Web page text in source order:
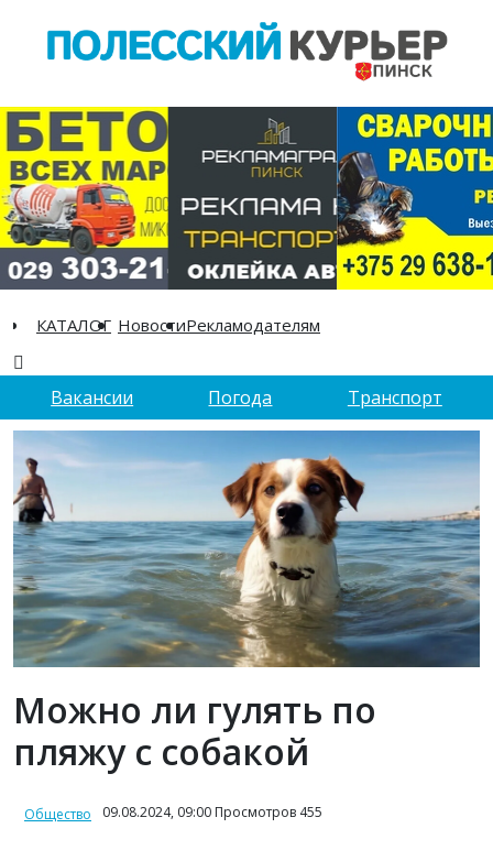
КАТАЛОГ НовостиРекламодателям
Вакансии Погода Транспорт
Можно ли гулять по
пляжу с собакой
Общество 09.08.2024, 09:00 Просмотров 455